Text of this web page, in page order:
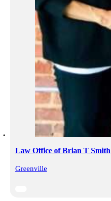
Law Office of Brian T Smith
Greenville